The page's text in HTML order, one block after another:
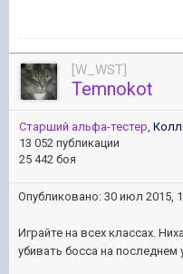
[W_WST]
Temnokot
Старший альфа-тестер,
13 052 публикации
25 442 боя
Опубликовано: 30 июл 2015,
Играйте на всех классах.
убивать босса на последнем